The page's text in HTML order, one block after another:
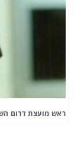
ראש מועצת דרום